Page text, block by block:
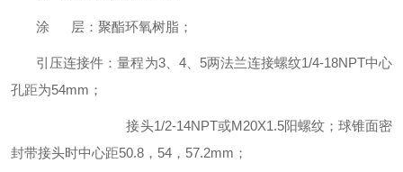
涂 层：聚酯环氧树脂；
引压连接件：量程为3、4、5两法兰连接螺纹1/4-18NPT中心
孔距为54mm；
接头1/2-14NPT或M20X1.5阳螺纹；球锥面密
封带接头时中心距50.8，54，57.2mm；